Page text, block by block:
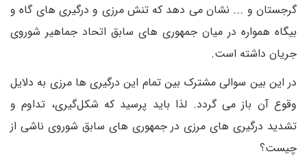
گرجستان و ... نشان می دهد که تنش مرزی و درگیری های گاه و
بیگاه همواره در میان جمهوری های سابق اتحاد جماهیر شوروی
جریان داشته است.
در این بین سوالی مشترک بین تمام این درگیری ها مرزی به دلایل
وقوع آن باز می گردد. لذا باید پرسید که شکل‌گیری، تداوم و
تشدید درگیری های مرزی در جمهوری های سابق شوروی ناشی از
چیست؟